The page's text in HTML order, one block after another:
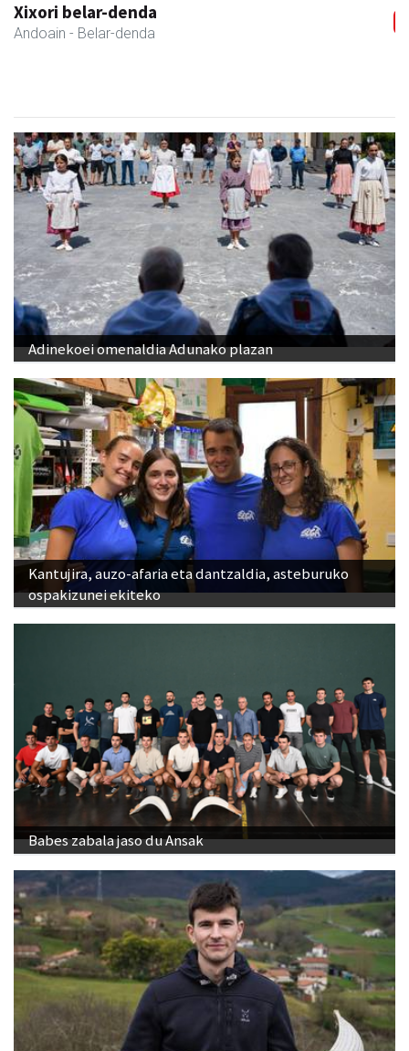
Xixori belar-denda
Andoain - Belar-denda
Adinekoei omenaldia Adunako plazan
Kantujira, auzo-afaria eta dantzaldia, asteburuko
ospakizunei ekiteko
Babes zabala jaso du Ansak